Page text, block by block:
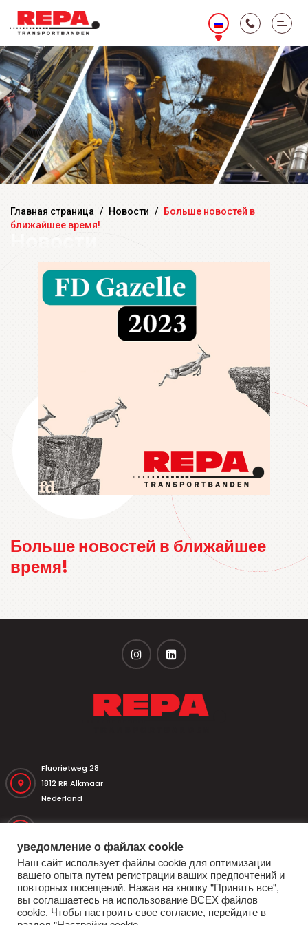
Главная страница / Новости /
Больше новостей в
ближайшее время!
Больше новостей в ближайшее
время!
Fluorietweg 28
1812 RR Alkmaar
Nederland
+31 (0)251 316 542
repa@repatransportbanden.nl
уведомление о файлах cookie
Наш сайт использует файлы cookie для оптимизации
вашего опыта путем регистрации ваших предпочтений и
повторных посещений. Нажав на кнопку "Принять все",
вы соглашаетесь на использование ВСЕХ файлов
cookie. Чтобы настроить свое согласие, перейдите в